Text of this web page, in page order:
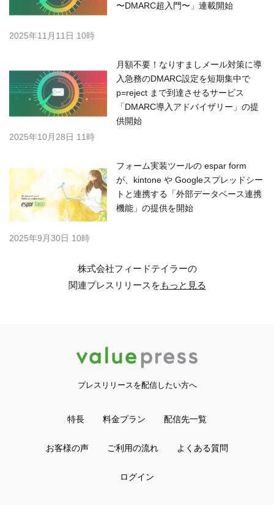
〜DMARC超入門〜」連載開始
2025年11月11日 10時
月額不要！なりすましメール対策に導
入急務のDMARC設定を短期集中で
p=reject まで到達させるサービス
「DMARC導入アドバイザリー」の提
供開始
2025年10月28日 11時
フォーム実装ツールの espar form
が、kintone や Googleスプレッドシー
トと連携する「外部データベース連携
機能」の提供を開始
2025年9月30日 10時
株式会社フィードテイラーの
関連プレスリリースをもっと見る
プレスリリースを配信したい方へ
特長 料金プラン 配信先一覧
お客様の声 ご利用の流れ よくある質問
ログイン